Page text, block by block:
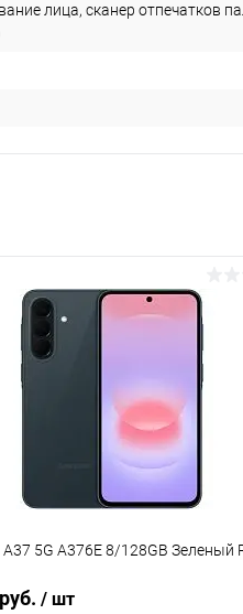
лица, сканер отпечатков
5G A376E 8/128GB Зеленый
/ шт